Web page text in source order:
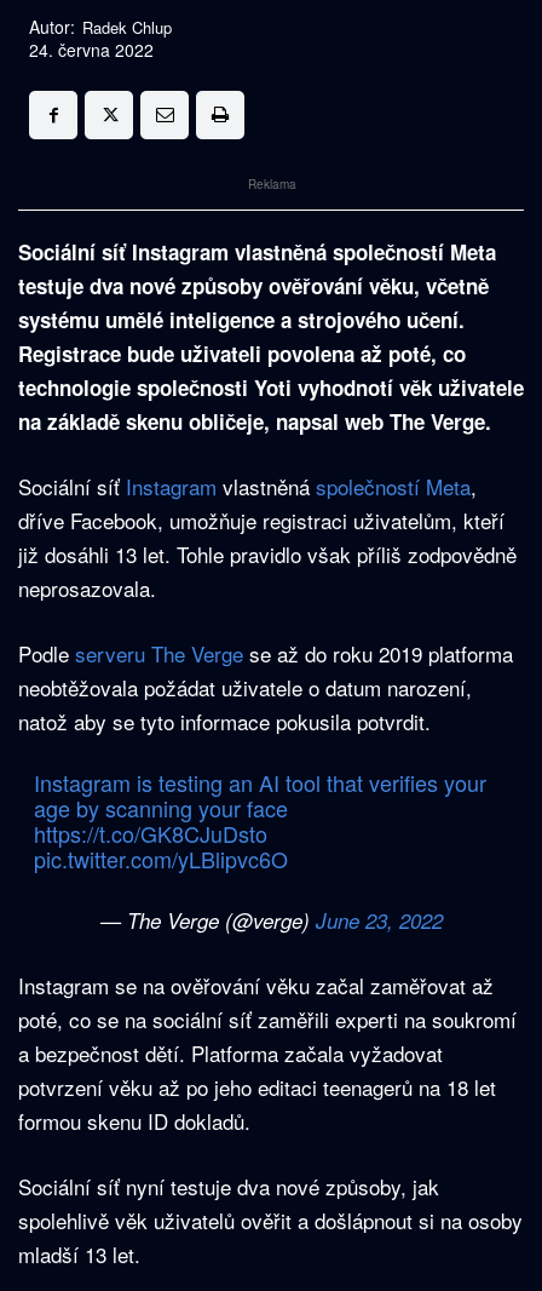
Autor: Radek Chlup
24. června 2022
Reklama
Sociální síť Instagram vlastněná společností Meta
testuje dva nové způsoby ověřování věku, včetně
systému umělé inteligence a strojového učení.
Registrace bude uživateli povolena až poté, co
technologie společnosti Yoti vyhodnotí věk uživatele
na základě skenu obličeje, napsal web The Verge.
Sociální síť Instagram vlastněná společností Meta,
dříve Facebook, umožňuje registraci uživatelům, kteří
již dosáhli 13 let. Tohle pravidlo však příliš zodpovědně
neprosazovala.
Podle serveru The Verge se až do roku 2019 platforma
neobtěžovala požádat uživatele o datum narození,
natož aby se tyto informace pokusila potvrdit.
Instagram is testing an AI tool that verifies your
age by scanning your face
https://t.co/GK8CJuDsto
pic.twitter.com/yLBlipvc6O
— The Verge (@verge) June 23, 2022
Instagram se na ověřování věku začal zaměřovat až
poté, co se na sociální síť zaměřili experti na soukromí
a bezpečnost dětí. Platforma začala vyžadovat
potvrzení věku až po jeho editaci teenagerů na 18 let
formou skenu ID dokladů.
Sociální síť nyní testuje dva nové způsoby, jak
spolehlivě věk uživatelů ověřit a došlápnout si na osoby
mladší 13 let.